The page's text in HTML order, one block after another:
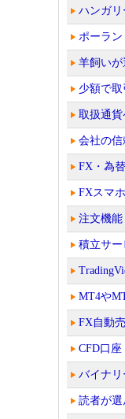
ハンガ
ポーラ
羊飼い
少額で
取扱通
会社の信
FX・為
FXスマ
注文機能
積立サ
MT4や
FX自動
CFD口座
バイナ
読者が選